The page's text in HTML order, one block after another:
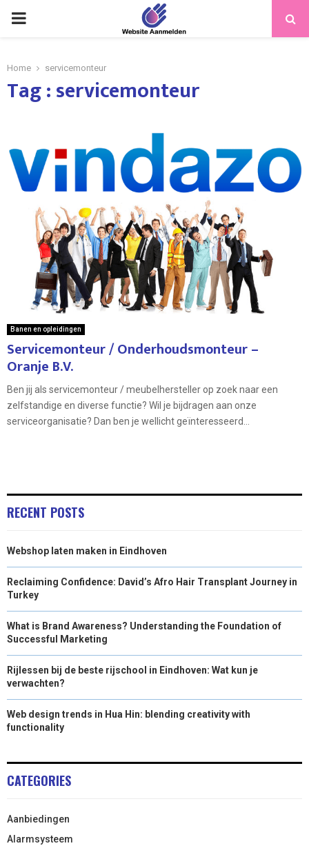
PRIMARY
Home servicemonteur
Tag : servicemonteur
Banen en opleidingen
Servicemonteur / Onderhoudsmonteur –
Oranje B.V.
Ben jij als servicemonteur / meubelhersteller op zoek naar een
zelfstandige en diverse functie? Wil je bijdragen aan onze
serviceorganisatie? Dan ben je wellicht geïnteresseerd...
RECENT POSTS
Webshop laten maken in Eindhoven
Reclaiming Confidence: David’s Afro Hair Transplant Journey in
Turkey
What is Brand Awareness? Understanding the Foundation of
Successful Marketing
Rijlessen bij de beste rijschool in Eindhoven: Wat kun je
verwachten?
Web design trends in Hua Hin: blending creativity with
functionality
CATEGORIES
Aanbiedingen
Alarmsysteem